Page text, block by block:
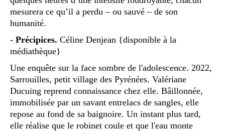
mesurera ce qu’il a perdu – ou sauvé – de son
humanité.
- Précipices. Céline Denjean {disponible à la
médiathèque}
Une enquête sur la face sombre de l'adolescence. 2022,
Sarrouilles, petit village des Pyrénées. Valériane
Ducuing reprend connaissance chez elle. Bâillonnée,
immobilisée par un savant entrelacs de sangles, elle
repose au fond de sa baignoire. Un instant plus tard,
elle réalise que le robinet coule et que l'eau monte